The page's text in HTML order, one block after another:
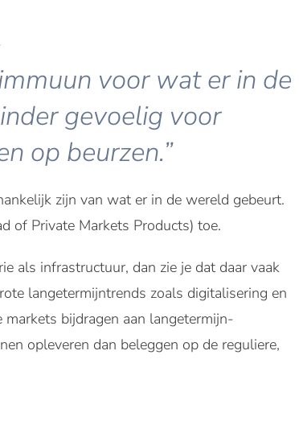
voor wat er in de
gevoelig voor
op beurzen.”
zijn van wat er in de wereld gebeurt.
of Private Markets Products) toe.
als infrastructuur, dan zie je dat daar vaak
langetermijntrends zoals digitalisering en
bijdragen aan langetermijn-
opleveren dan beleggen op de reguliere,